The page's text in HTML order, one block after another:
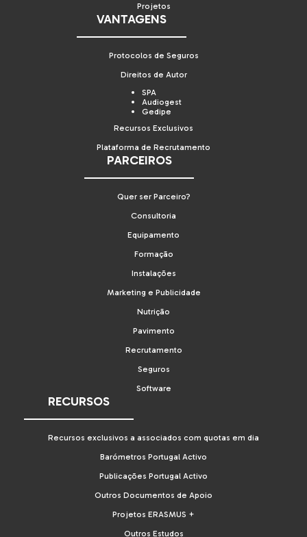
Projetos
VANTAGENS
Protocolos de Seguros
Direitos de Autor
SPA
Audiogest
Gedipe
Recursos Exclusivos
Plataforma de Recrutamento
PARCEIROS
Quer ser Parceiro?
Consultoria
Equipamento
Formação
Instalações
Marketing e Publicidade
Nutrição
Pavimento
Recrutamento
Seguros
Software
RECURSOS
Recursos exclusivos a associados com quotas em dia
Barómetros Portugal Activo
Publicações Portugal Activo
Outros Documentos de Apoio
Projetos ERASMUS +
Outros Estudos